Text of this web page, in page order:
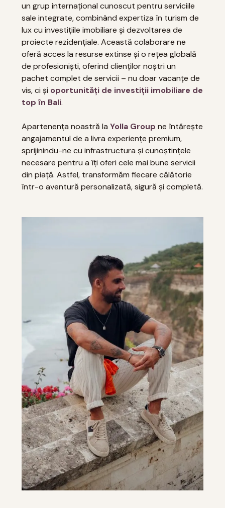
un grup internațional cunoscut pentru serviciile
sale integrate, combinând expertiza în turism de
lux cu investițiile imobiliare și dezvoltarea de
proiecte rezidențiale. Această colaborare ne
oferă acces la resurse extinse și o rețea globală
de profesioniști, oferind clienților noștri un
pachet complet de servicii – nu doar vacanțe de
vis, ci și oportunități de investiții imobiliare de
top în Bali.
Apartenența noastră la Yolla Group ne întărește
angajamentul de a livra experiențe premium,
sprijinindu-ne cu infrastructura și cunoștințele
necesare pentru a îți oferi cele mai bune servicii
din piață. Astfel, transformăm fiecare călătorie
într-o aventură personalizată, sigură și completă.